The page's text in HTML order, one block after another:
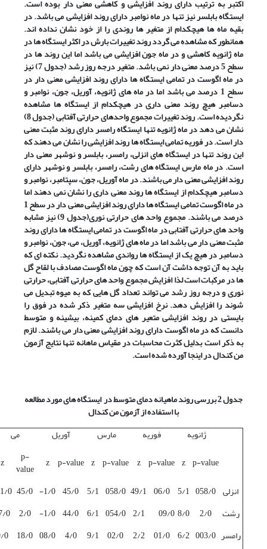
اکتبر به ترتیب دارای روند افزایشی و کاهشی معنی دار بوده است.
ایستگاه بابلسر نیز تنها در ماه نوامبر دارای روند افزایشی می باشد. در
بقیه ماه ها هیچکدام از متغیر ها روندی را از خود نشان نداده اند.
همانطور که مشاهده می گردد روند تغییرات بارش در اکثر ایستگاه ها در
ماه ژانویه کاهشی و در ماه جون افزایشی می باشد اما این روند ها در
سطح 5 درصد معنی دار نمی باشد. متغیر درجه روز رشد (جدول 7) نیز
در ماه اگوست در تمامی ایستگاه ها دارای روند افزایشی معنی دار در
سطح 1 درصد می باشد اما در ماه های ژانویه، آوریل، جون، نوامبر و
دسامبر هیچ روند معنی داری در هیچکدام از ایستگاه ها مشاهده
نگردیده است. روند تغییرات مجموع واحدهای حرارتی آفتابی (جدول 8)
نشان می دهد در ماه ژانویه تنها ایستگاه رامسر دارای روند مثبت معنی
دار است. در فوریه تمامی ایستگاه ها روند افزایشی را نشان می دهند که
این روند تنها در ایستگاه های انزلی، رامسر، بابلسر و نوشهر معنی دار
است. در ماه مارس ایستگاه های رشت، رامسر، بابلسر و نوشهر دارای
روند افزایشی معنی دار می باشند. در ماه آوریل، جون، سپتامبر، نوامبر و
دسامبر هیچکدام از ایستگاه ها روند معنی داری را نشان نمی دهند اما
در ماه اگوست تمامی ایستگاه ها دارای روند افزایشی معنی دار در سطح 1
درصد می باشند. مجموع واحد های حرارتی نوری(جدول 9) نیز مشابه
واحد های حرارتی آفتابی در ماه اگوست در تمامی ایستگاه ها دارای روند
مثبت معنی دار می باشد اما در ماه های ژانویه، آوریل، می، جون، نوامبر و
دسامبر در هیچ یک از ایستگاه ها رواندی مشاهده نگردید. نکته ای که
باید به آن توجه داشت آن است که چون ماه اگوست مصادف با لقاح گل
ها در مرکبات است لذا افزایش مجموع واحد های حرارتی آفتابی، حرارتی
نوری و درجه روز رشد می تواند تعداد گل هایی که به میوه تبدیل می
شوند را افزایش دهد. نرخ افزایشی سه متغیر ذکر شده در فوق را
بایستی در روند افزایشی متعیر های دمای کمینه، بیشینه و متوسط
دانست که در ماه اگوست دارای روند افزایشی معنی دار می باشند. لازم
به ذکر است بدلیل کثرت محاسبات در مقیاس ماهانه تنها نتایج آزمون
من کندال در اینجا آورده شده است.
جدول 2 بررسی روند ماهیانه دمای متوسط در ایستگاه های مورد مطالعه
با استفاده از آزمون من کندال
ژانویه
فوریه مارس آوریل
می
p-value
z
p-value
z
p-value
z
p-value
z
p-
value
z
انزلی 058/0
5/1
06/0
49/1
058/0
5/1
45/0
1/0-
45/0
1/0
رشت
2/0
8/0
09/0
2/1
054/0
6/1
44/0
1/0-
2/0
0-
رامسر 003/0
6/2
01/0
2/2
02/0
9/1
4/0
08/0
18/0
0